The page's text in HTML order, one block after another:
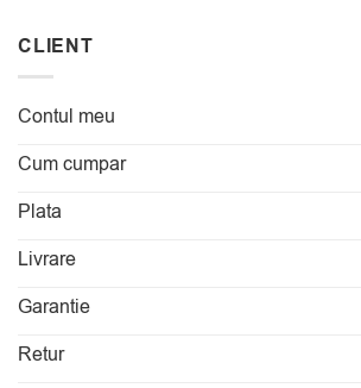
CLIENT
Contul meu
Cum cumpar
Plata
Livrare
Garantie
Retur